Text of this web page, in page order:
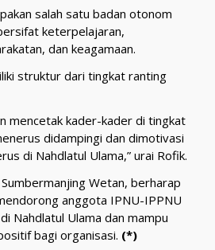
salah satu badan otonom
keterpelajaran,
dan keagamaan.
struktur dari tingkat ranting
mencetak kader-kader di tingkat
didampingi dan dimotivasi
di Nahdlatul Ulama,” urai Rofik.
Wetan, berharap
anggota IPNU-IPPNU
Nahdlatul Ulama dan mampu
bagi organisasi. (*)